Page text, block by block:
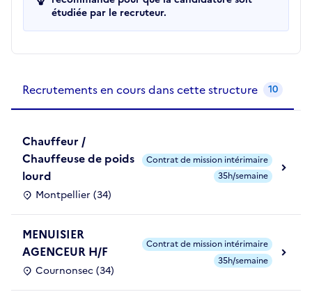
étudiée par le recruteur.
Recrutements en cours dans cette structure 10
Chauffeur /
Chauffeuse de poids
lourd
Montpellier (34)
Contrat de mission intérimaire
35h/semaine
MENUISIER
AGENCEUR H/F
Cournonsec (34)
Contrat de mission intérimaire
35h/semaine